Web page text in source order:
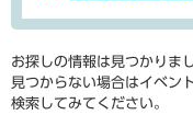
お探しの情報は見つかりま
見つからない場合はイベン
検索してみてください。